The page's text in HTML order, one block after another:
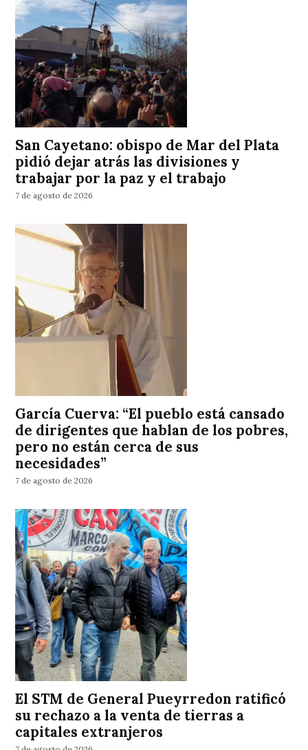
San Cayetano: obispo de Mar del Plata
pidió dejar atrás las divisiones y
trabajar por la paz y el trabajo
7 de agosto de 2026
García Cuerva: “El pueblo está cansado
de dirigentes que hablan de los pobres,
pero no están cerca de sus
necesidades”
7 de agosto de 2026
El STM de General Pueyrredon ratificó
su rechazo a la venta de tierras a
capitales extranjeros